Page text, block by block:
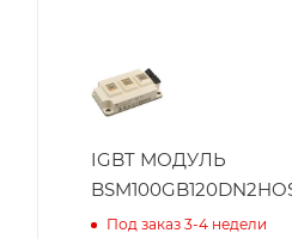
IGBT МОДУЛЬ
Под заказ 3-4 недели